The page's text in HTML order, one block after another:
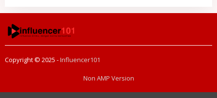
Copyright © 2025 -Influencer101
Non AMP Version